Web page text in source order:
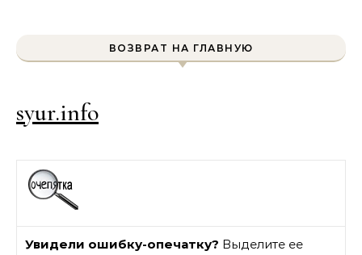
ВОЗВРАТ НА ГЛАВНУЮ
syur.info
Увидели ошибку-опечатку? Выделите ее